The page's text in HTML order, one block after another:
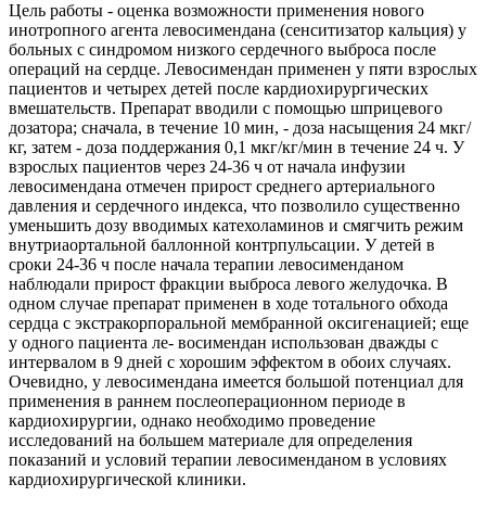
Цель работы - оценка возможности применения нового
инотропного агента левосимендана (сенситизатор кальция) у
больных с синдромом низкого сердечного выброса после
операций на сердце. Левосимендан применен у пяти взрослых
пациентов и четырех детей после кардиохирургических
вмешательств. Препарат вводили с помощью шприцевого
дозатора; сначала, в течение 10 мин, - доза насыщения 24 мкг/
кг, затем - доза поддержания 0,1 мкг/кг/мин в течение 24 ч. У
взрослых пациентов через 24-36 ч от начала инфузии
левосимендана отмечен прирост среднего артериального
давления и сердечного индекса, что позволило существенно
уменьшить дозу вводимых катехоламинов и смягчить режим
внутриаортальной баллонной контрпульсации. У детей в
сроки 24-36 ч после начала терапии левосименданом
наблюдали прирост фракции выброса левого желудочка. В
одном случае препарат применен в ходе тотального обхода
сердца с экстракорпоральной мембранной оксигенацией; еще
у одного пациента ле- восимендан использован дважды с
интервалом в 9 дней с хорошим эффектом в обоих случаях.
Очевидно, у левосимендана имеется большой потенциал для
применения в раннем послеоперационном периоде в
кардиохирургии, однако необходимо проведение
исследований на большем материале для определения
показаний и условий терапии левосименданом в условиях
кардиохирургической клиники.